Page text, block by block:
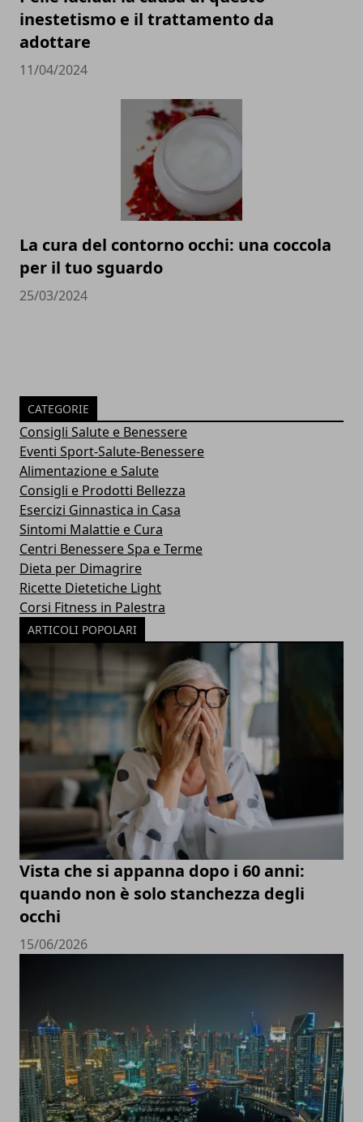
inestetismo e il trattamento da
adottare
11/04/2024
La cura del contorno occhi: una coccola
per il tuo sguardo
25/03/2024
CATEGORIE
Consigli Salute e Benessere
Eventi Sport-Salute-Benessere
Alimentazione e Salute
Consigli e Prodotti Bellezza
Esercizi Ginnastica in Casa
Sintomi Malattie e Cura
Centri Benessere Spa e Terme
Dieta per Dimagrire
Ricette Dietetiche Light
Corsi Fitness in Palestra
ARTICOLI POPOLARI
Vista che si appanna dopo i 60 anni:
quando non è solo stanchezza degli
occhi
15/06/2026